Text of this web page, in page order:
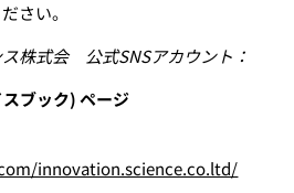
さい。
株式会 公式SNSアカウント：
ブック) ページ
innovation.science.co.ltd/